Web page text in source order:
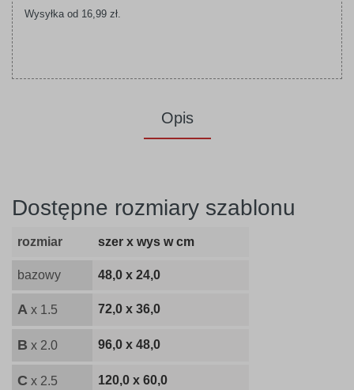
Wysyłka od 16,99 zł.
Opis
Dostępne rozmiary szablonu
rozmiar szer x wys w cm
bazowy 48,0 x 24,0
A x 1.5 72,0 x 36,0
B x 2.0 96,0 x 48,0
C x 2.5 120,0 x 60,0